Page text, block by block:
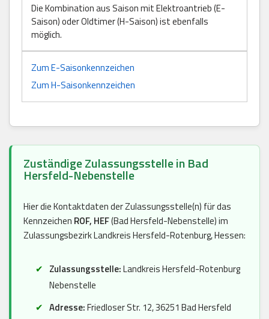
Die Kombination aus Saison mit Elektroantrieb (E-
Saison) oder Oldtimer (H-Saison) ist ebenfalls
möglich.
Zum E-Saisonkennzeichen
Zum H-Saisonkennzeichen
Zuständige Zulassungsstelle in Bad
Hersfeld-Nebenstelle
Hier die Kontaktdaten der Zulassungsstelle(n) für das
Kennzeichen ROF, HEF(Bad Hersfeld-Nebenstelle) im
Zulassungsbezirk Landkreis Hersfeld-Rotenburg, Hessen:
Zulassungsstelle:Landkreis Hersfeld-Rotenburg
Nebenstelle
Adresse:Friedloser Str. 12, 36251 Bad Hersfeld